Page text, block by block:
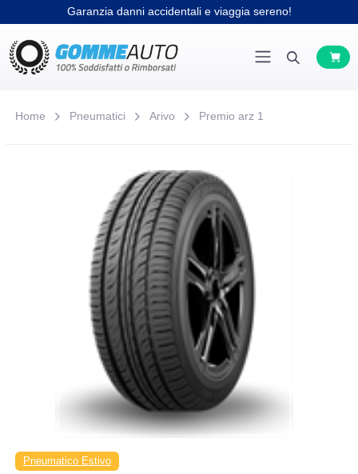
Garanzia danni accidentali e viaggia sereno!
Home Pneumatici Arivo Premio arz 1
Pneumatico Estivo